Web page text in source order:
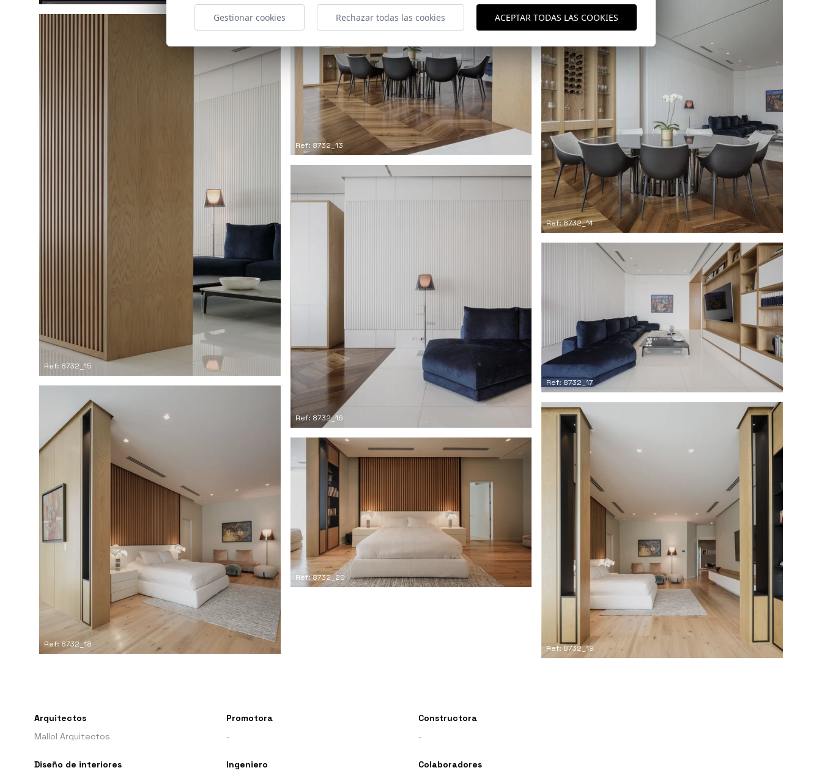
Ref: 8732_13
Ref: 8732_14
Ref: 8732_15
Ref: 8732_16
Ref: 8732_17
Ref: 8732_18 Ref: 8732_19
Ref: 8732_20
Arquitectos
Mallol Arquitectos
Promotora
-
Constructora
-
Diseño de interiores Ingeniero Colaboradores
Gestionar cookies Rechazar todas las cookies ACEPTAR TODAS LAS COOKIES